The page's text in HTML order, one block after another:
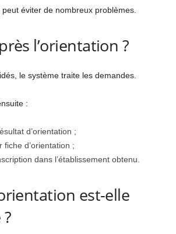
éviter de nombreux problèmes.
l’orientation ?
le système traite les demandes.
:
d’orientation ;
fiche d’orientation ;
dans l’établissement obtenu.
est-elle